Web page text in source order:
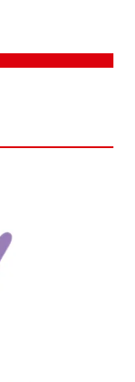
und zeigt,
ihren Einsatz.